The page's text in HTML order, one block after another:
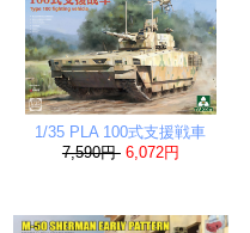
1/35 PLA 100式支援戦車
7,590円 6,072円